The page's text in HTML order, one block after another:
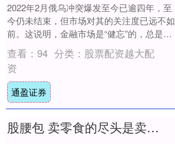
2022年2月俄乌冲突爆发至今已逾四年，至
今仍未结束，但市场对其的关注度已远不如
前。这说明，金融市场是“健忘”的，总是会
对突然和陌生的意外做出应激甚至过激的反
应....
查看： 94 分类： 股票配资越大配
资
通盈证券
股腰包 卖零食的尽头是卖菜？良品铺子闯入超市赛道